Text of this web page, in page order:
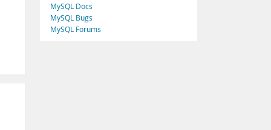
MySQL Docs
MySQL Bugs
MySQL Forums